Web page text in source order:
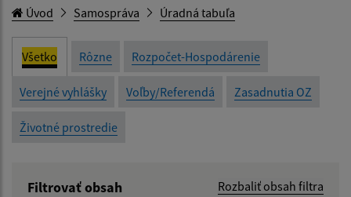
Úvod Samospráva Úradná tabuľa
Všetko Rôzne Rozpočet-Hospodárenie
Verejné vyhlášky Voľby/Referendá Zasadnutia OZ
Životné prostredie
Filtrovať obsah Rozbaliť obsah filtra